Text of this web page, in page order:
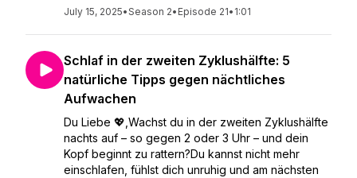
July 15, 2025•Season 2• Episode 21• 1:01
Schlaf in der zweiten Zyklushälfte: 5
natürliche Tipps gegen nächtliches
Aufwachen
Du Liebe 💖,Wachst du in der zweiten Zyklushälfte
nachts auf – so gegen 2 oder 3 Uhr – und dein
Kopf beginnt zu rattern?Du kannst nicht mehr
einschlafen, fühlst dich unruhig und am nächsten